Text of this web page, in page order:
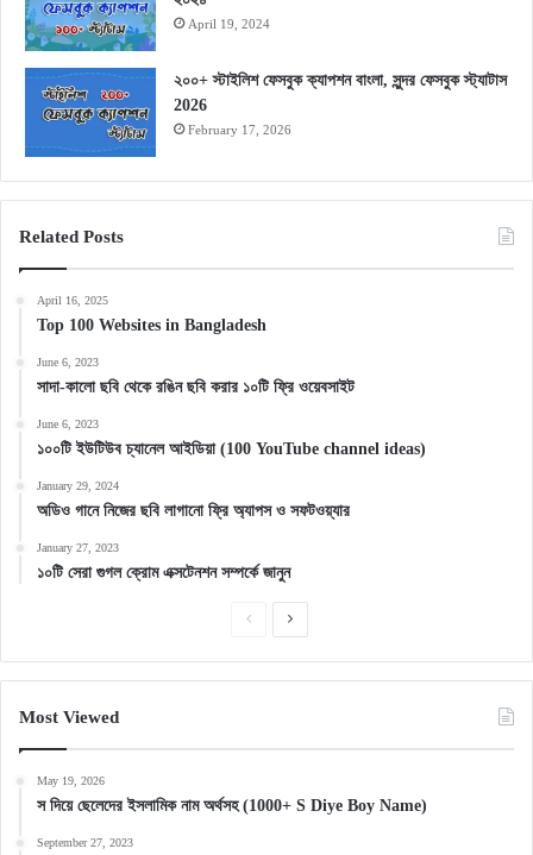
April 19, 2024
২০০+ স্টাইলিশ ফেসবুক ক্যাপশন বাংলা, সুন্দর ফেসবুক স্ট্যাটাস
2026
February 17, 2026
Related Posts
April 16, 2025
Top 100 Websites in Bangladesh
June 6, 2023
সাদা-কালো ছবি থেকে রঙিন ছবি করার ১০টি ফ্রি ওয়েবসাইট
June 6, 2023
১০০টি ইউটিউব চ্যানেল আইডিয়া (100 YouTube channel ideas)
January 29, 2024
অডিও গানে নিজের ছবি লাগানো ফ্রি অ্যাপস ও সফটওয়্যার
January 27, 2023
১০টি সেরা গুগল ক্রোম এক্সটেনশন সম্পর্কে জানুন
PreviousNext
Most Viewed
May 19, 2026
স দিয়ে ছেলেদের ইসলামিক নাম অর্থসহ (1000+ S Diye Boy Name)
September 27, 2023